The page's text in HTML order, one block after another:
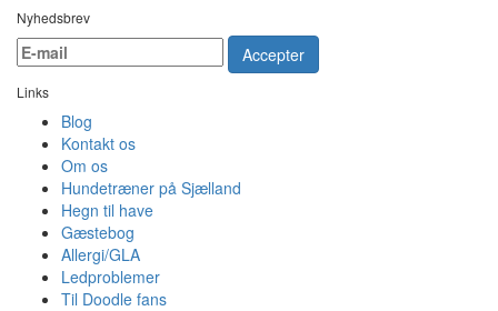
Nyhedsbrev
Accepter
Links
Blog
Kontakt os
Om os
Hundetræner på Sjælland
Hegn til have
Gæstebog
Allergi/GLA
Ledproblemer
Til Doodle fans